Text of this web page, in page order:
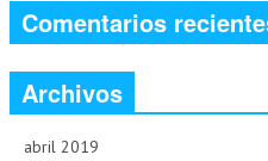
Comentarios
Archivos
abril 2019